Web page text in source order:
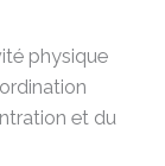
physique
et du